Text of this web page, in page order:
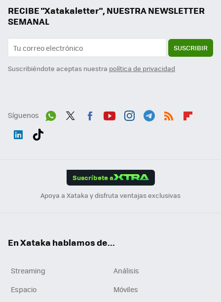
RECIBE "Xatakaletter", NUESTRA NEWSLETTER
SEMANAL
SUSCRIBIR
Suscribiéndote aceptas nuestra política de privacidad
Síguenos
Suscríbete a
Apoya a Xataka y disfruta ventajas exclusivas
En Xataka hablamos de...
Streaming
Análisis
Espacio
Móviles